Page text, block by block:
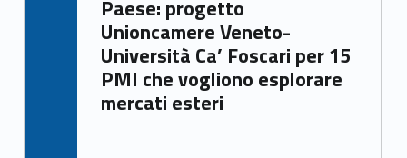
Paese: progetto
Unioncamere Veneto-
Università Ca’ Foscari per 15
PMI che vogliono esplorare
mercati esteri